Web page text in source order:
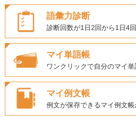
語彙力診断
診断回数が1日2回から1日4
マイ単語帳
ワンクリックで自分のマイ
マイ例文帳
例文が保存できるマイ例文帳